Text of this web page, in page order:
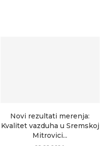
Novi rezultati merenja:
Kvalitet vazduha u Sremskoj
Mitrovici...